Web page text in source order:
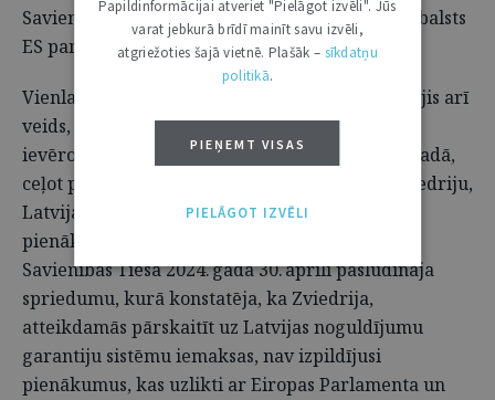
Savienības Padomi, tiek demonstrēts stingrs atbalsts
ES pamatvērtībām.
Vienlaikus dalība Eiropas Savienības Tiesā ir bijis arī
veids, kādā Latvijai iestāties par ES tiesību
ievērošanu no citu ES dalībvalstu puses. 2021. gadā,
ceļot prasību Eiropas Savienības Tiesā pret Zviedriju,
Latvija bija iestājusies par tiesībām uz tai
pienākošajiem finanšu līdzekļiem. Eiropas
Savienības Tiesa 2024. gada 30. aprīlī pasludināja
spriedumu, kurā konstatēja, ka Zviedrija,
atteikdamās pārskaitīt uz Latvijas noguldījumu
garantiju sistēmu iemaksas, nav izpildījusi
pienākumus, kas uzlikti ar Eiropas Parlamenta un
Papildinformācijai atveriet "Pielāgot izvēli". Jūs
varat jebkurā brīdī mainīt savu izvēli,
atgriežoties šajā vietnē. Plašāk – sīkdatņu
politikā.
PIEŅEMT VISAS
PIELĀGOT IZVĒLI